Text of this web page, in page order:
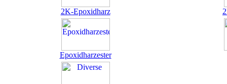
2K-Epoxidharz
Epoxidharzester